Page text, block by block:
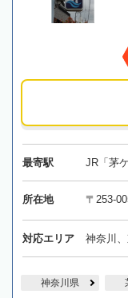
最寄駅 JR「茅
所在地 〒253-
対応エリア 神奈川
神奈川県